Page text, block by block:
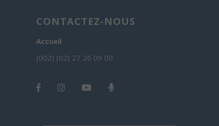
CONTACTEZ-NOUS
Accueil
(002) (02) 27 26 09 00